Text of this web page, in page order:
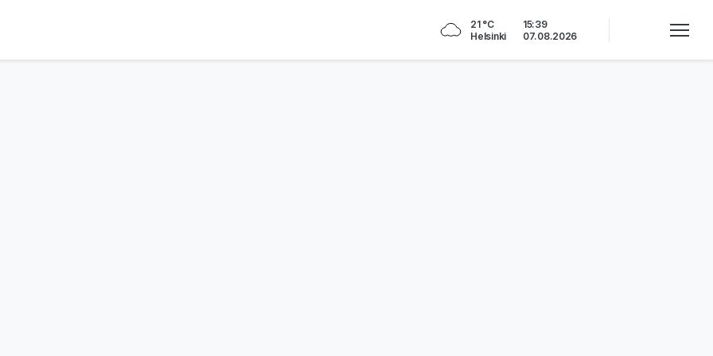
21 °C
Helsinki
15:39
07.08.2026